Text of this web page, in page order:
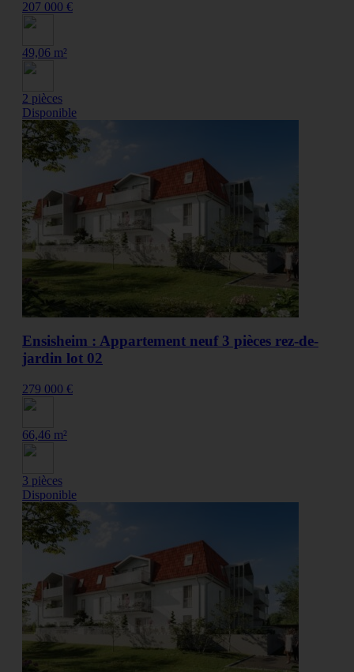
207 000 €
49,06 m²
2 pièces
Disponible
Ensisheim : Appartement neuf 3 pièces rez-de-
jardin lot 02
279 000 €
66,46 m²
3 pièces
Disponible